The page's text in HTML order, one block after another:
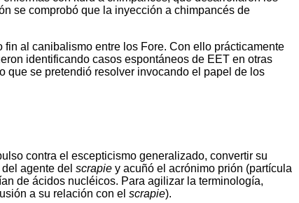
se comprobó que la inyección a chimpancés de
al canibalismo entre los Fore. Con ello prácticamente
identificando casos espontáneos de EET en otras
que se pretendió resolver invocando el papel de los
contra el escepticismo generalizado, convertir su
agente del scrapie y acuñó el acrónimo prión (partícula
de ácidos nucléicos. Para agilizar la terminología,
a su relación con el scrapie).